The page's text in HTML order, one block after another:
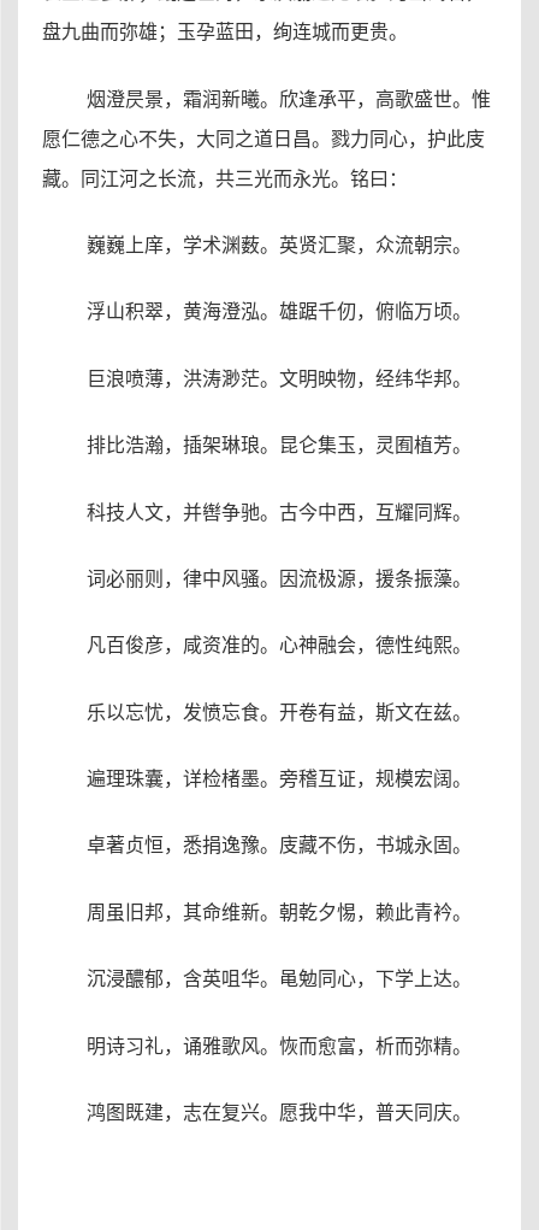
盘九曲而弥雄；玉孕蓝田，绚连城而更贵。
烟澄昃景，霜润新曦。欣逢承平，高歌盛世。惟
愿仁德之心不失，大同之道日昌。戮力同心，护此庋
藏。同江河之长流，共三光而永光。铭曰：
巍巍上庠，学术渊薮。英贤汇聚，众流朝宗。
浮山积翠，黄海澄泓。雄踞千仞，俯临万顷。
巨浪喷薄，洪涛渺茫。文明映物，经纬华邦。
排比浩瀚，插架琳琅。昆仑集玉，灵囿植芳。
科技人文，并辔争驰。古今中西，互耀同辉。
词必丽则，律中风骚。因流极源，援条振藻。
凡百俊彦，咸资准的。心神融会，德性纯熙。
乐以忘忧，发愤忘食。开卷有益，斯文在兹。
遍理珠囊，详检楮墨。旁稽互证，规模宏阔。
卓著贞恒，悉捐逸豫。庋藏不伤，书城永固。
周虽旧邦，其命维新。朝乾夕惕，赖此青衿。
沉浸醲郁，含英咀华。黾勉同心，下学上达。
明诗习礼，诵雅歌风。恢而愈富，析而弥精。
鸿图既建，志在复兴。愿我中华，普天同庆。